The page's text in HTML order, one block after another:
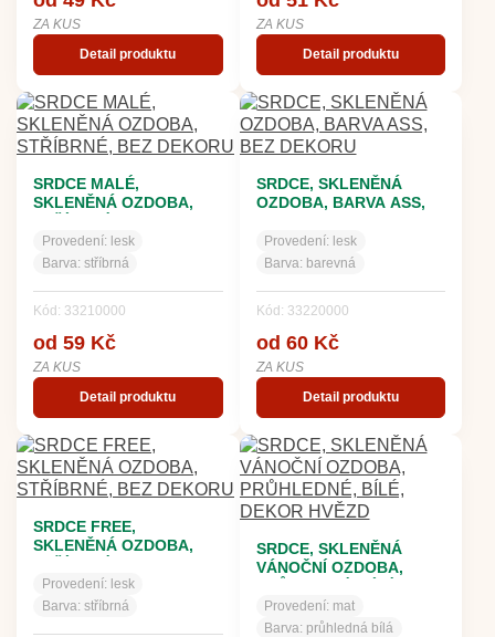
ZA KUS
Detail produktu
ZA KUS
Detail produktu
SRDCE MALÉ,
SKLENĚNÁ OZDOBA,
Provedení: lesk
Barva: stříbrná
Kód: 33210000
od 59 Kč
ZA KUS
Detail produktu
SRDCE, SKLENĚNÁ
OZDOBA, BARVA ASS,
Provedení: lesk
Barva: barevná
Kód: 33220000
od 60 Kč
ZA KUS
Detail produktu
SRDCE FREE,
SKLENĚNÁ OZDOBA,
Provedení: lesk
Barva: stříbrná
SRDCE, SKLENĚNÁ
VÁNOČNÍ OZDOBA,
DEKOR HVĚZD
Provedení: mat
Barva: průhledná bílá